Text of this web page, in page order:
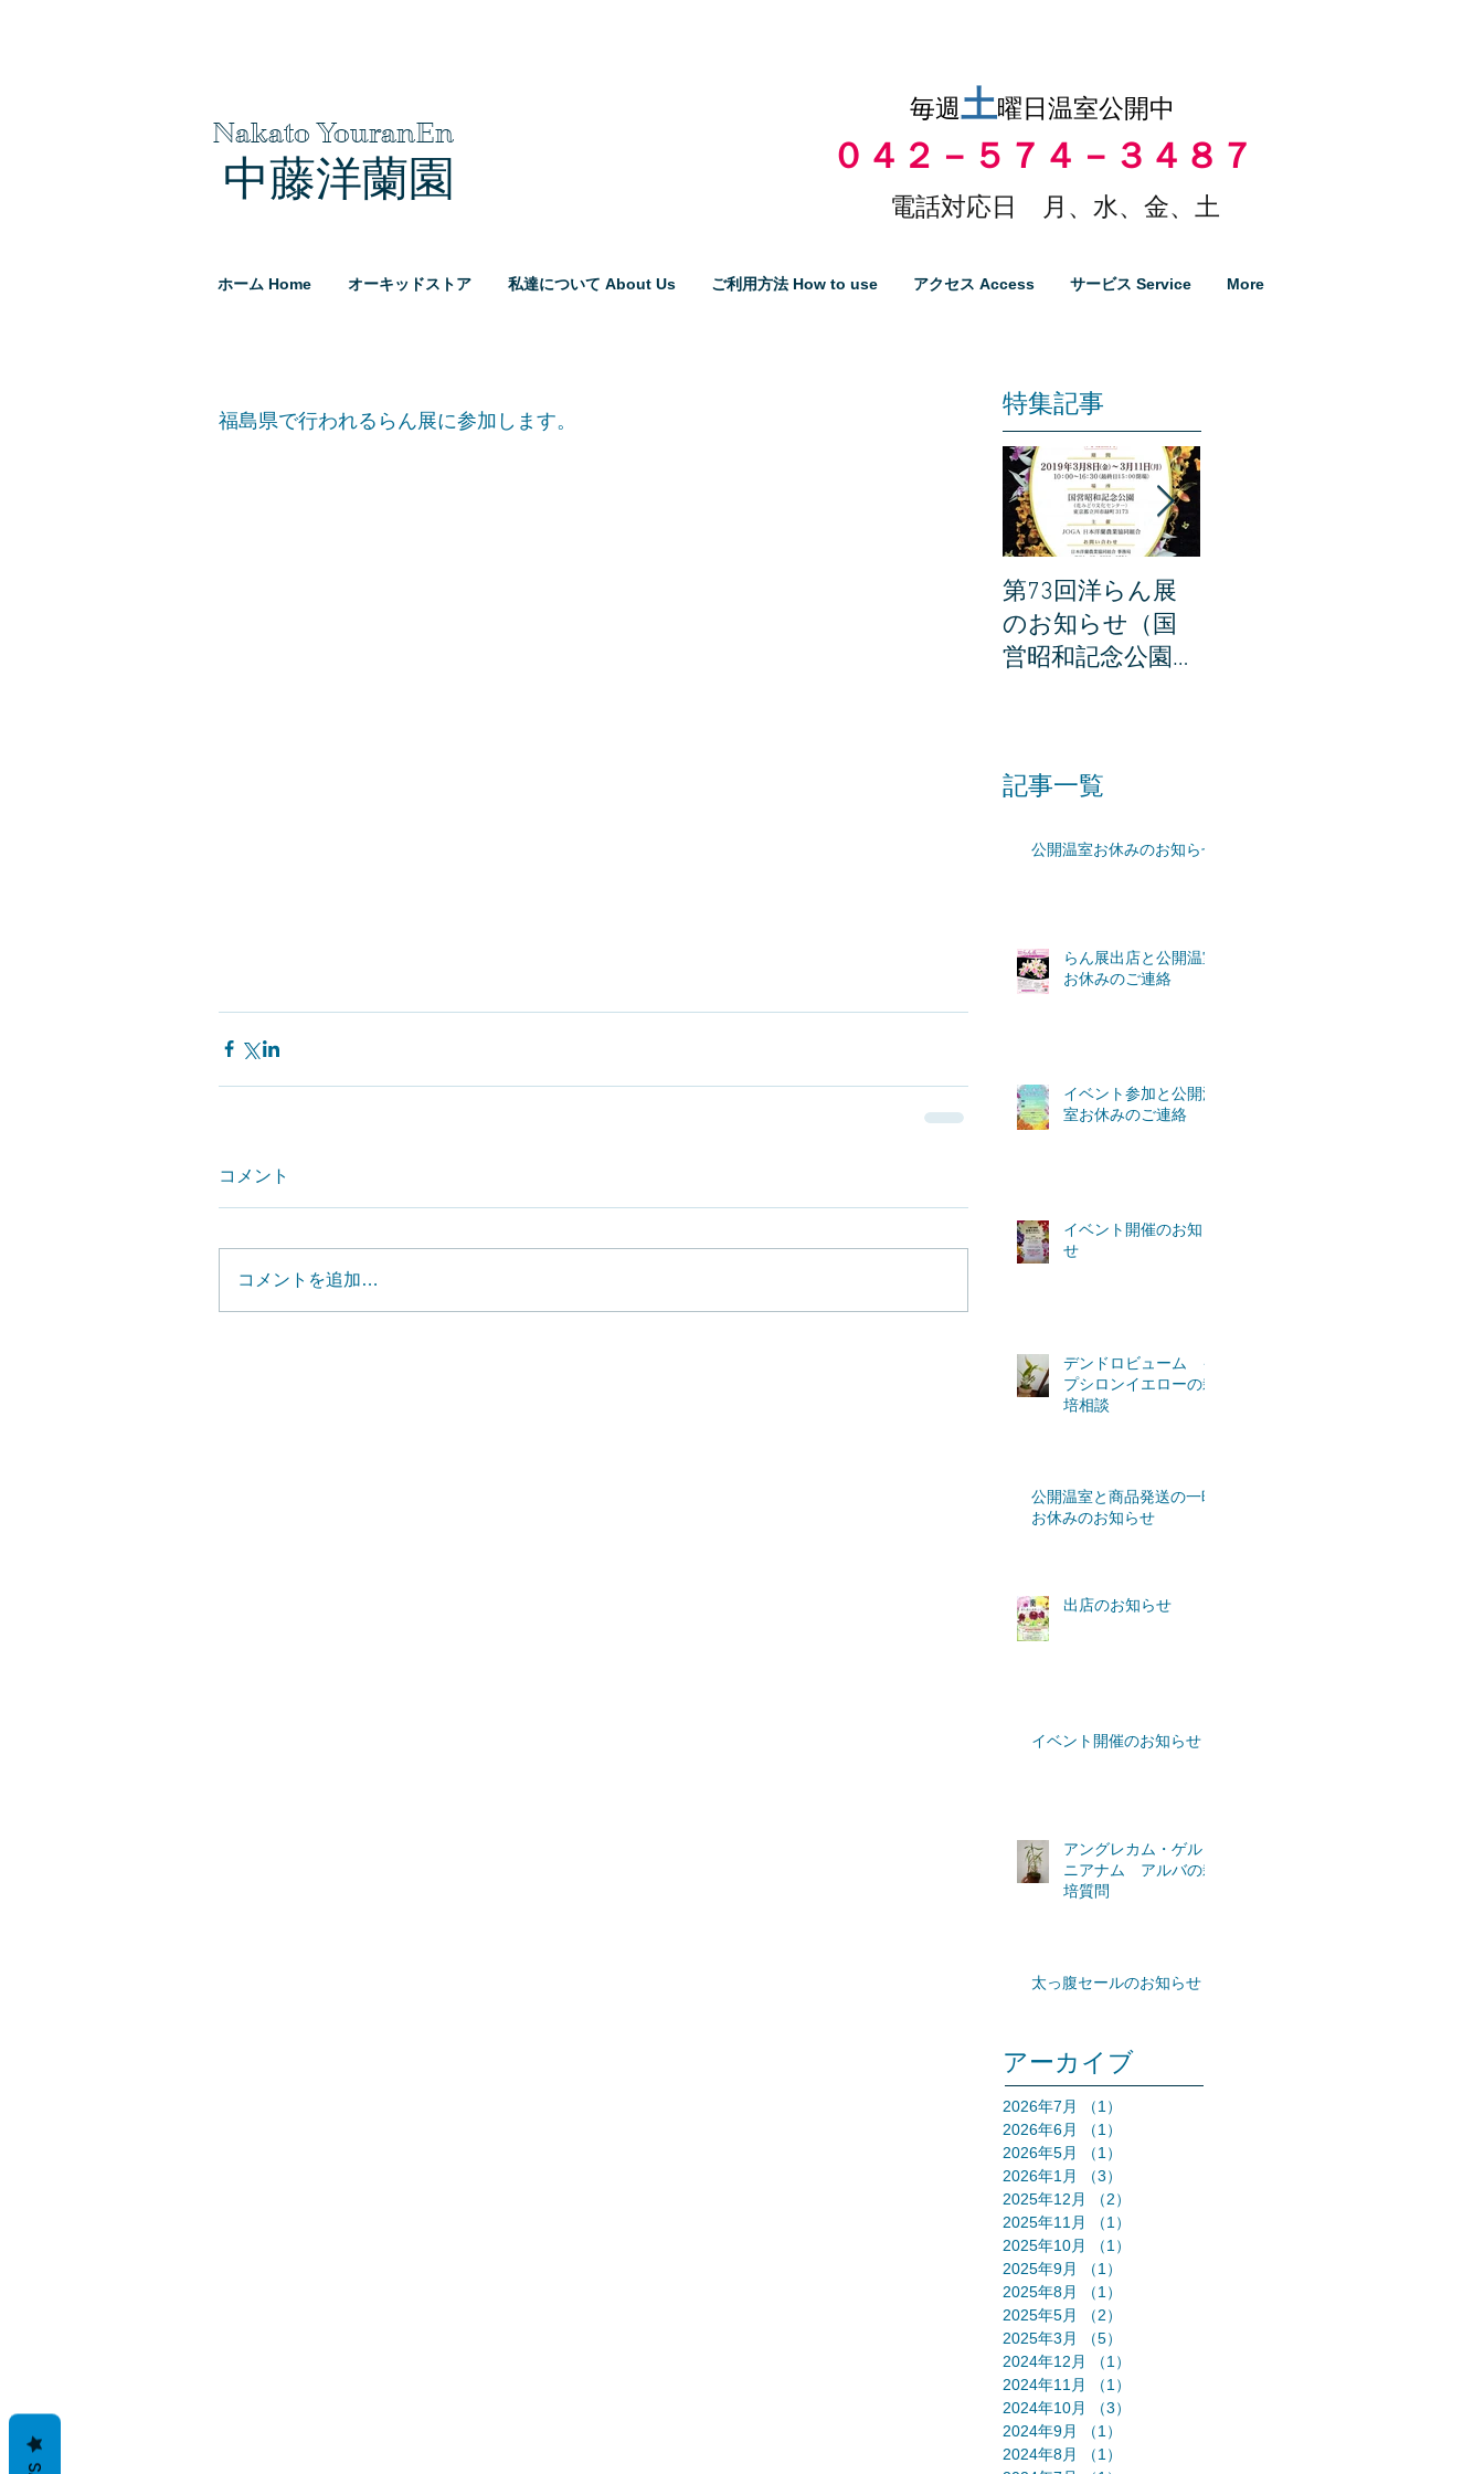
Nakato YouranEn
中藤洋蘭園
毎週土曜日温室公開中
０４２－５７４－３４８７
電話対応日 月、水、金、土
ホーム Home オーキッドストア 私達について About Us ご利用方法 How to use アクセス Access サービス Service More
福島県で行われるらん展に参加します。
コメント
コメントを追加…
特集記事
第73回洋らん展
のお知らせ（国
営昭和記念公園・
記事一覧
公開温室お休みのお知らせ
らん展出店と公開温室
お休みのご連絡
イベント参加と公開温
室お休みのご連絡
イベント開催のお知ら
せ
デンドロビューム イ
プシロンイエローの栽
培相談
公開温室と商品発送の一時
お休みのお知らせ
出店のお知らせ
イベント開催のお知らせ
アングレカム・ゲルミ
ニアナム アルバの栽
培質問
太っ腹セールのお知らせ
アーカイブ
2026年7月 （1）
2026年6月
（1）
2026年5月
（1）
2026年1月
（3）
2025年12月
（2）
2025年11月
（1）
2025年10月
（1）
2025年9月
（1）
2025年8月
（1）
2025年5月
（2）
2025年3月
（5）
2024年12月
（1）
2024年11月
（1）
2024年10月
（3）
2024年9月
（1）
2024年8月
（1）